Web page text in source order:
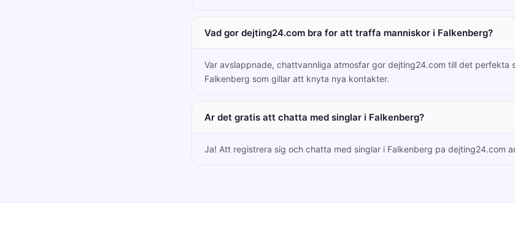
Vad gor dejting24.com bra for att traffa manniskor i Falkenberg?
Var avslappnade, chattvannliga atmosfar gor dejting24.com till det perfekta
Falkenberg som gillar att knyta nya kontakter.
Ar det gratis att chatta med singlar i Falkenberg?
Ja! Att registrera sig och chatta med singlar i Falkenberg pa dejting24.com